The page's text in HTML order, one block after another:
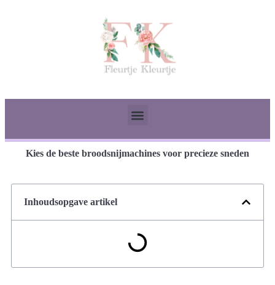
Kies de beste broodsnijmachines voor precieze sneden
Inhoudsopgave artikel